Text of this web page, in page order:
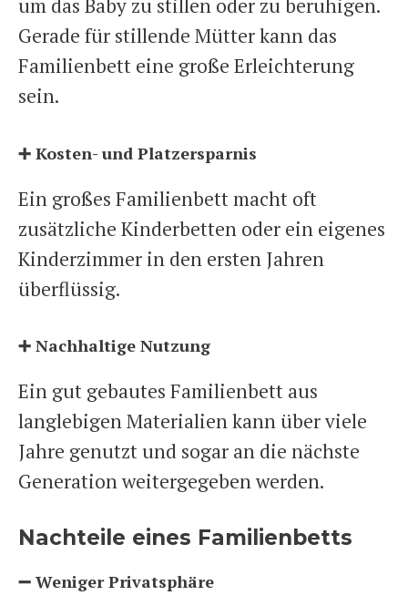
um das Baby zu stillen oder zu beruhigen.
Gerade für stillende Mütter kann das
Familienbett eine große Erleichterung
sein.
➕ Kosten- und Platzersparnis
Ein großes Familienbett macht oft
zusätzliche Kinderbetten oder ein eigenes
Kinderzimmer in den ersten Jahren
überflüssig.
➕ Nachhaltige Nutzung
Ein gut gebautes Familienbett aus
langlebigen Materialien kann über viele
Jahre genutzt und sogar an die nächste
Generation weitergegeben werden.
Nachteile eines Familienbetts
➖ Weniger Privatsphäre